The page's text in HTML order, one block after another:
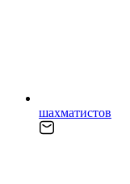
шахматистов